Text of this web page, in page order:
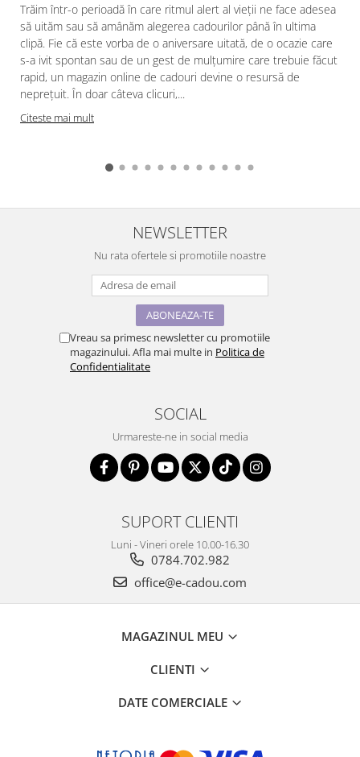
Trăim într-o perioadă în care ritmul alert al vieții ne face adesea
să uităm sau să amânăm alegerea cadourilor până în ultima
clipă. Fie că este vorba de o aniversare uitată, de o ocazie care
s-a ivit spontan sau de un gest de mulțumire care trebuie făcut
rapid, un magazin online de cadouri devine o resursă de
neprețuit. În doar câteva clicuri,...
Citeste mai mult
NEWSLETTER
Nu rata ofertele si promotiile noastre
Vreau sa primesc newsletter cu promotiile
magazinului. Afla mai multe in Politica de
Confidentialitate
SOCIAL
Urmareste-ne in social media
SUPORT CLIENTI
Luni - Vineri orele 10.00-16.30
0784.702.982
office@e-cadou.com
MAGAZINUL MEU
CLIENTI
DATE COMERCIALE